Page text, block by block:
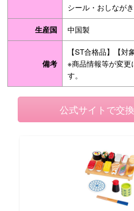
シール・おしなが
生産国 中国製
備考
【ST合格品】【対
※商品情報等が変更
す。
公式サイトで交